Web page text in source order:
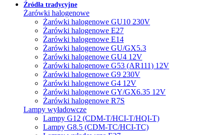
Źródła tradycyjne
Żarówki halogenowe
Żarówki halogenowe GU10 230V
Żarówki halogenowe E27
Żarówki halogenowe E14
Żarówki halogenowe GU/GX5.3
Żarówki halogenowe GU4 12V
Żarówki halogenowe G53 (AR111) 12V
Żarówki halogenowe G9 230V
Żarówki halogenowe G4 12V
Żarówki halogenowe GY/GX6.35 12V
Żarówki halogenowe R7S
Lampy wyładowcze
Lampy G12 (CDM-T/HCI-T/HQI-T)
Lampy G8.5 (CDM-TC/HCI-TC)